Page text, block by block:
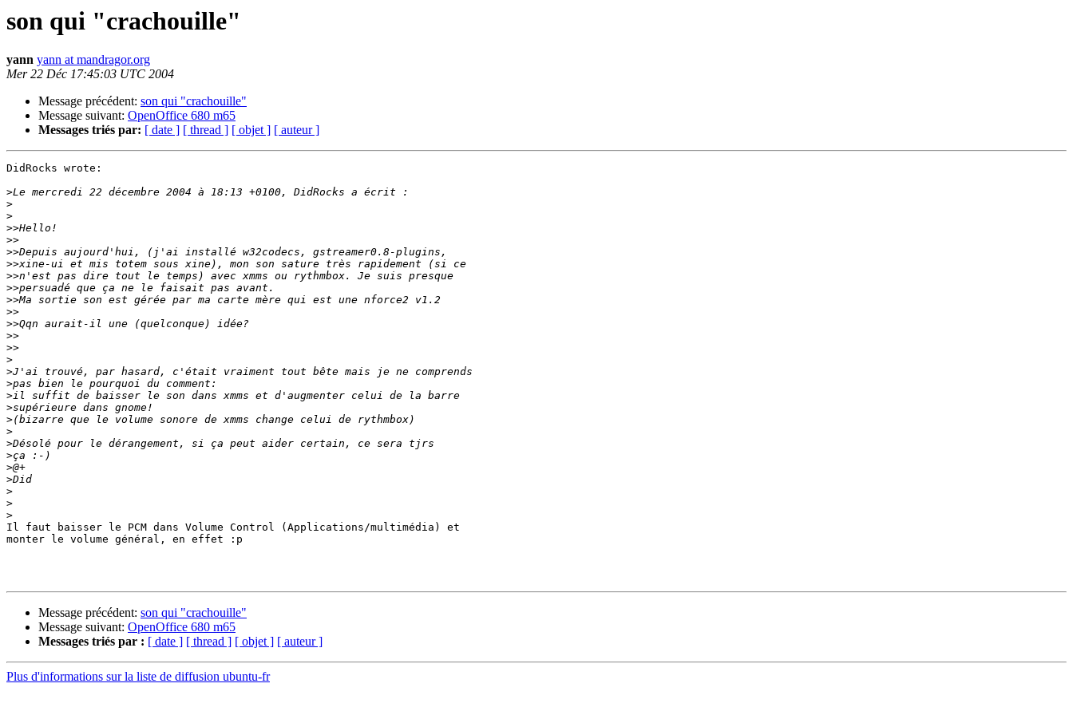
son qui "crachouille"
yann yann at mandragor.org
Mer 22 Déc 17:45:03 UTC 2004
Message précédent: son qui "crachouille"
Message suivant: OpenOffice 680 m65
Messages triés par: [ date ] [ thread ] [ objet ] [ auteur ]
DidRocks wrote:
>
>
>
>>
>>
>>
>>
>>
>>
>>
>>
>>
>>
>>
>
>
>
>
>
>
>
>
>
>
>
>
>
>
Il faut baisser le PCM dans Volume Control (Applications/multimédia) et
monter le volume général, en effet :p
Message précédent: son qui "crachouille"
Message suivant: OpenOffice 680 m65
Messages triés par : [ date ] [ thread ] [ objet ] [ auteur ]
Plus d'informations sur la liste de diffusion ubuntu-fr